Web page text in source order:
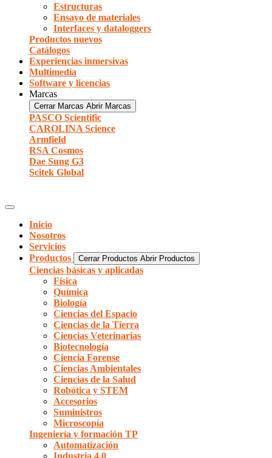
Estructuras
Ensayo de materiales
Interfaces y dataloggers
Productos nuevos
Catálogos
Experiencias inmersivas
Multimedia
Software y licencias
Marcas
Cerrar Marcas Abrir Marcas
PASCO Scientific
CAROLINA Science
Armfield
RSA Cosmos
Dae Sung G3
Scitek Global
Inicio
Nosotros
Servicios
Productos
Cerrar Productos Abrir Productos
Ciencias básicas y aplicadas
Física
Química
Biología
Ciencias del Espacio
Ciencias de la Tierra
Ciencias Veterinarias
Biotecnología
Ciencia Forense
Ciencias Ambientales
Ciencias de la Salud
Robótica y STEM
Accesorios
Suministros
Microscopía
Ingeniería y formación TP
Automatización
Industria 4.0